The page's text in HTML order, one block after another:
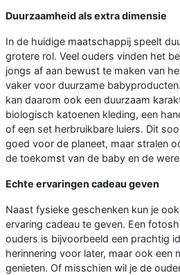
Duurzaamheid als extra dimensie
In de huidige maatschappij speelt
grotere rol. Veel ouders vinden het
jongs af aan bewust te maken van
vaker voor duurzame
kan daarom ook een duurzaam
biologisch katoenen kleding, een
of een set herbruikbare luiers. Dit
goed voor de planeet, maar stralen
de toekomst van de baby en de
Echte ervaringen cadeau geven
Naast fysieke geschenken kun je
ervaring cadeau te geven. Een
ouders is bijvoorbeeld een prachtig
herinnering voor later, maar ook een
genieten. Of misschien wil je de